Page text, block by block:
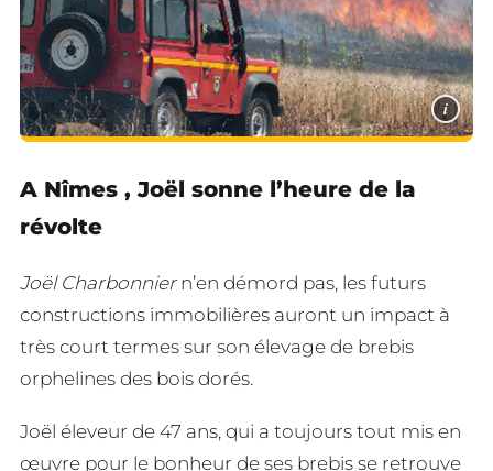
i
A Nîmes , Joël sonne l’heure de la
révolte
Joël Charbonniern’en démord pas, les futurs
constructions immobilières auront un impact à
très court termes sur son élevage de brebis
orphelines des bois dorés.
Joël éleveur de 47 ans, qui a toujours tout mis en
œuvre pour le bonheur de ses brebis se retrouve